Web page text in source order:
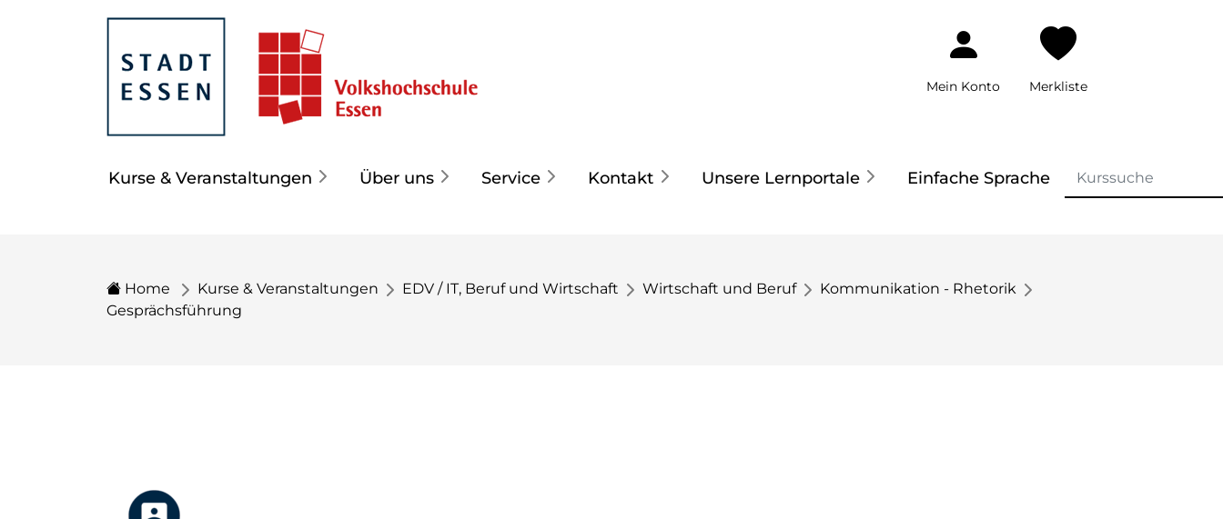
Mein Konto Merkliste
Kurse & Veranstaltungen Über uns Service Kontakt Unsere Lernportale Einfache Sprache
Home Kurse & Veranstaltungen EDV / IT, Beruf und Wirtschaft Wirtschaft und Beruf
Kommunikation - Rhetorik
Gesprächsführung